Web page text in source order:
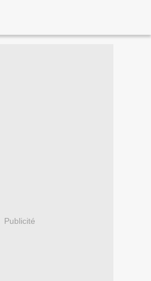
Publicité